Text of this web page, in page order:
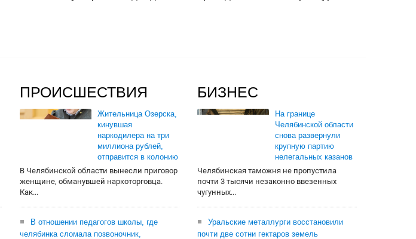
ПРОИСШЕСТВИЯ
Жительница Озерска,
кинувшая
наркодилера на три
миллиона рублей,
отправится в колонию
В Челябинской области вынесли приговор
женщине, обманувшей наркоторговца.
Как...
В отношении педагогов школы, где
челябинка сломала позвоночник,
БИЗНЕС
На границе
Челябинской области
снова развернули
крупную партию
нелегальных казанов
Челябинская таможня не пропустила
почти 3 тысячи незаконно ввезенных
чугунных...
Уральские металлурги восстановили
почти две сотни гектаров земель